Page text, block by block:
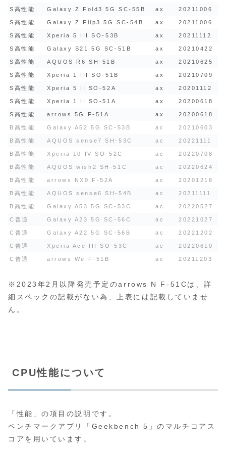
S高性能 Galaxy Z Fold3 5G SC-55B ax 20211006
S高性能 Galaxy Z Flip3 5G SC-54B ax 20211006
S高性能 Xperia 5 III SO-53B ax 20211112
S高性能 Galaxy S21 5G SC-51B ax 20210422
S高性能 AQUOS R6 SH-51B ax 20210625
S高性能 Xperia 1 III SO-51B ax 20210709
S高性能 Xperia 5 II SO-52A ax 20201112
S高性能 Xperia 1 II SO-51A ax 20200618
S高性能 arrows 5G F-51A ax 20200618
B高性能 Galaxy A52 5G SC-53B ac 20210603
B高性能 AQUOS sense7 SH-53C ac 20221111
B高性能 Xperia 10 IV SO-52C ac 20220708
B高性能 AQUOS wish2 SH-51C ac 20220624
B高性能 arrows NX9 F-52A ac 20201218
B高性能 AQUOS sense6 SH-54B ac 20211111
B高性能 Galaxy A53 5G SC-53C ac 20220527
C普通 Galaxy A23 5G SC-56C ac 20221027
C普通 Galaxy A22 5G SC-56B ac 20221202
C普通 Xperia Ace III SO-53C ac 20220610
C普通 arrows We F-51B ac 20211203
※2023年2月以降発売予定のarrows N F-51Cは、詳
細スペックの記載がない為、上表には記載していませ
ん。
CPU性能について
「性能」の項目の説明です。
ベンチマークアプリ「Geekbench 5」のマルチコアス
コアを用いています。